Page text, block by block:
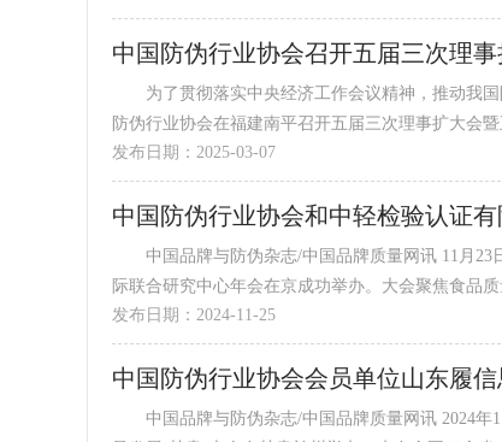
中国防伪行业协会召开五届三次理
为了贯彻落实中央经济工作会议精神，推动我国
防伪行业协会在福建南平召开五届三次理事扩大会
发布日期：2025-03-07
中国品牌与防伪杂志/中国品牌质量网讯 11月23日，2024食品真实性技术赋能产业高质量发展研讨会暨食品真实性技术国
际联合研究中心年会在京成功举办。大会聚焦食品
发布日期：2024-11-25
中国品牌与防伪杂志/中国品牌质量网讯 2024年11月3日至4日，第十一届全国食品安全监管信息工作暨全国食品产业高质